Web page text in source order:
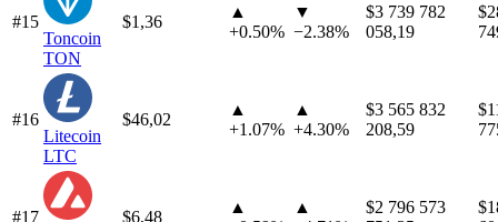
#15
Toncoin
TON
$1,36
▲
+0.50%
▼
−2.38%
$3 739 782
058,19
#16
Litecoin
LTC
$46,02
▲
+1.07%
▲
+4.30%
$3 565 832
208,59
#17
$6,48
▲
▲
$2 796 573